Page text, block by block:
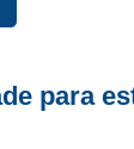
para